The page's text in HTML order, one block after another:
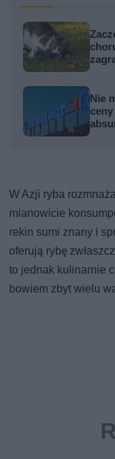
Nie
W Azji ryba
mianowicie
rekin sumi znany i
oferują rybę
to jednak kulinarnie
bowiem zbyt wielu